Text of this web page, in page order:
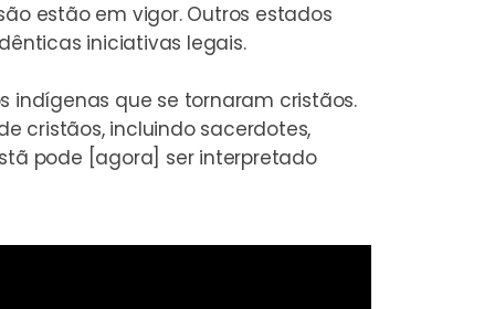
estão em vigor. Outros estados
iniciativas legais.
indígenas que se tornaram cristãos.
cristãos, incluindo sacerdotes,
pode [agora] ser interpretado